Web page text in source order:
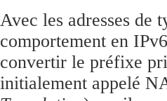
Avec les adresses de
comportement en
convertir le préfixe
initialement appelé